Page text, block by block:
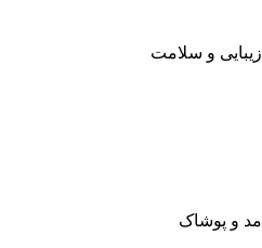
زیبایی و سلامت
مد و پوشاک